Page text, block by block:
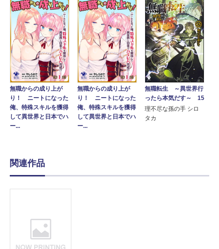
無職からの成り上が
り！ ニートになった
俺、特殊スキルを獲得
して異世界と日本でハ
ー...
無職からの成り上が
り！ ニートになった
俺、特殊スキルを獲得
して異世界と日本でハ
ー...
無職転生 ～異世界行
ったら本気だす～ 15
理不尽な孫の手 シロ
タカ
関連作品